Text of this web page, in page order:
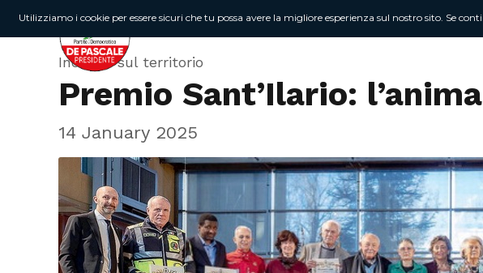
Incontri sul territorio
Premio Sant’Ilario:
14 January 2025
Utilizziamo i cookie per essere sicuri che tu possa avere la migliore esperienza sul nostro sito. Se